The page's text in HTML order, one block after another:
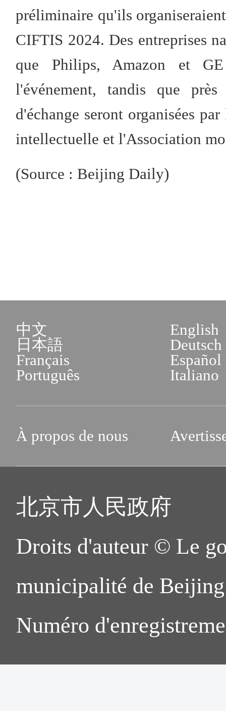
préliminaire qu'ils
CIFTIS 2024. Des entreprises
que Philips, Amazon et
l'événement, tandis que
d'échange seront organisées
intellectuelle et l'Association
(Source : Beijing Daily)
中文
English
日本語
Deutsch
Français
Español
Português
Italiano
À propos de nous
北京市人民政府
Droits d'auteur © Le
municipalité de
Numéro